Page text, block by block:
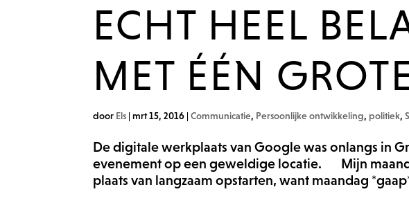
ECHT HEEL
MET ÉÉN
door Els |mrt 15, 2016 |Communicatie, Persoonlijke ontwikkeling, politiek,
De digitale werkplaats van Google was onlangs in
evenement op een geweldige locatie. Mijn
plaats van langzaam opstarten, want maandag